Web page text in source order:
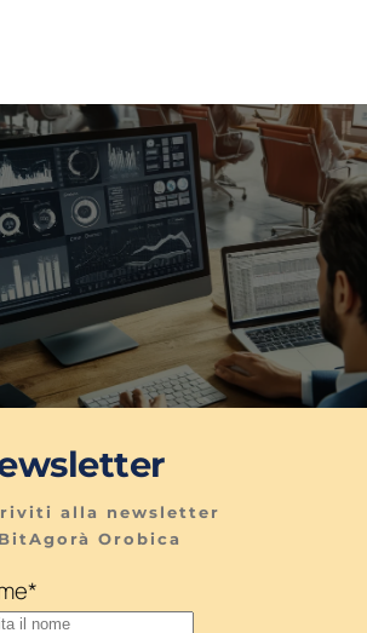
alla newsletter
Orobica
*